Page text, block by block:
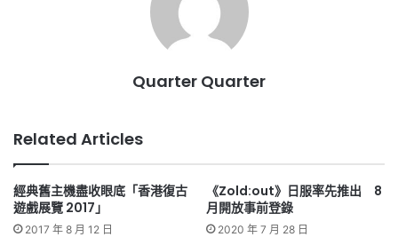
Quarter Quarter
Related Articles
經典舊主機盡收眼底「香港復古
遊戲展覽 2017」
2017 年 8 月 12 日
《Zold:out》日服率先推出 8
月開放事前登錄
2020 年 7 月 28 日